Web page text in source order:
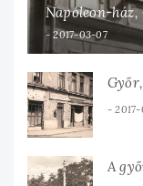
Napóleon-ház,
2017-03-07
A